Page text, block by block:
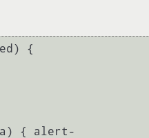
{
{ alert-